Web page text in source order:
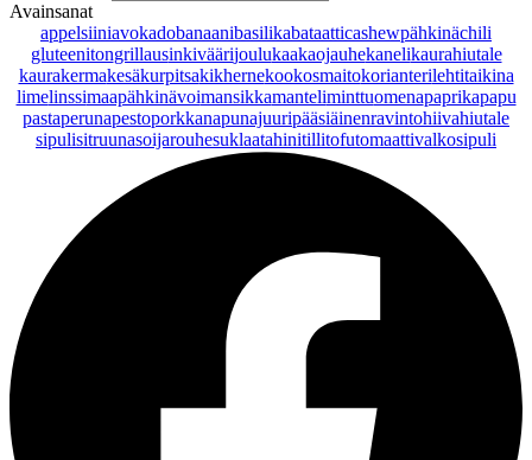
Avainsanat
appelsiiniavokadobanaanibasilikabataatticashewpähkinächili
gluteenitongrillausinkiväärijoulukaakaojauhekanelikaurahiutale
kaurakermakesäkurpitsakikhernekookosmaitokorianterilehtitaikina
limelinssimaapähkinävoimansikkamanteliminttuomenapaprikapapu
pastaperunapestoporkkanapunajuuripääsiäinenravintohiivahiutale
sipulisitruunasoijarouhesuklaatahinitillitofutomaattivalkosipuli